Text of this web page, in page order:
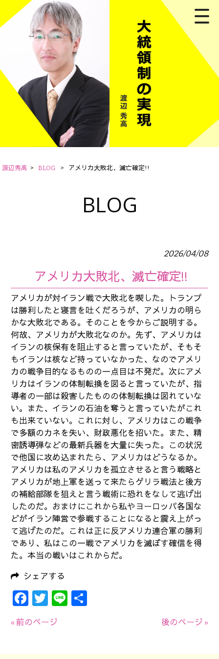
渡辺秀高 > BLOG > アメリカ大敗北、滅亡確定!!
BLOG
2026/04/08
アメリカ大敗北、滅亡確定!!
アメリカが対イラン戦で大敗北を喫した。トランプ
は勝利したと寝言を吐くだろうが、アメリカの明ら
かな大敗北である。そのことを今からご説明する。
何故、アメリカが大敗北なのか。先ず、アメリカは
イランの核保有を阻止すると言っていたが、そもそ
もイランは核など持っていなかった、なのでアメリ
カの戦争目的なるものの一点目は不発だ。次にアメ
リカはイランの体制転換を図ると言っていたが、指
導者の一部は殺害したものの体制転換は図れていな
い。また、イランの石油を奪うと言っていたがこれ
も出来ていない。これに対し、アメリカはこの戦争
で多額のカネを失い、財政悪化を招いた。また、精
密誘導弾などの最新兵器を大量に失った。この状況
で他国に攻め込まれたら、アメリカはどうなるか。
アメリカは私のアメリカを孤立させると言う戦略と
アメリカが地上軍を送って来たらゲリラ戦法と後方
の補給部隊を狙えと言う戦術に恐れをなして逃げ出
したのだ。おまけにこれから私やヨーロッパ各国な
どがイラン陣営で参戦することになると震え上がっ
て逃げたのだ。これは正に反アメリカ連合軍の勝利
であり、私はこの一戦でアメリカを滅ぼす確信を得
た。本当の戦いはこれからだ。
シェアする
Facebook
Twitter
Line
« 前のページ 後のページ »